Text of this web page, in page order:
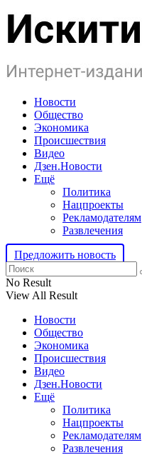
Новости
Общество
Экономика
Происшествия
Видео
Дзен.Новости
Ещё
Политика
Нацпроекты
Рекламодателям
Развлечения
Предложить новость
No Result
View All Result
Новости
Общество
Экономика
Происшествия
Видео
Дзен.Новости
Ещё
Политика
Нацпроекты
Рекламодателям
Развлечения